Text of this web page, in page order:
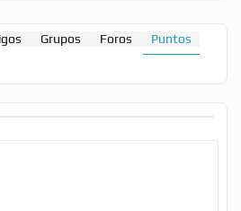
Grupos Foros Puntos